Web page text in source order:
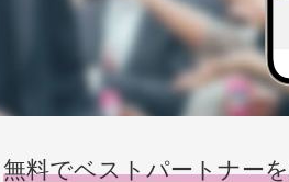
無料でベストパートナー